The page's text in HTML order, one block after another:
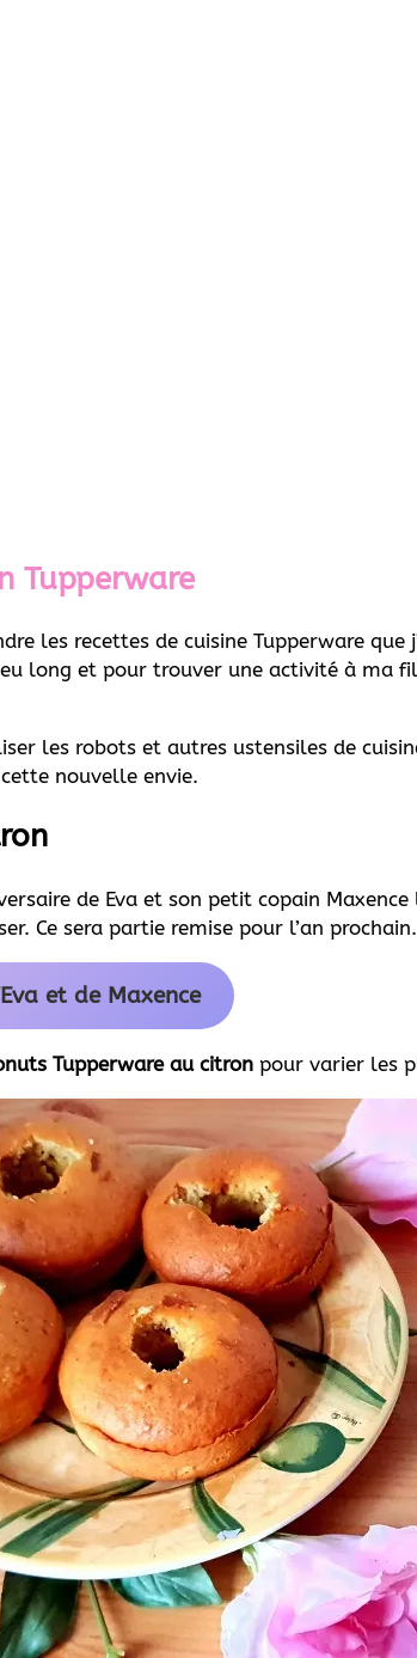
Tupperware
les recettes de cuisine Tupperware
long et pour trouver une activité à ma
les robots et autres ustensiles de
nouvelle envie.
de Eva et son petit copain
Ce sera partie remise pour l’an prochain.
et de Maxence
Tupperware au citron pour varier les